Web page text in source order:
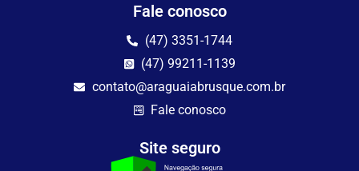
Fale conosco
(47) 3351-1744
(47) 99211-1139
contato@araguaiabrusque.com.br
Fale conosco
Site seguro